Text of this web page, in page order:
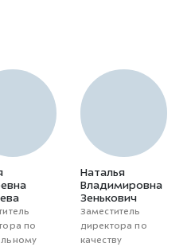
по
Наталья
Владимировна
Зенькович
Заместитель
директора по
качеству